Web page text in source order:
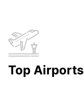
Top Airports